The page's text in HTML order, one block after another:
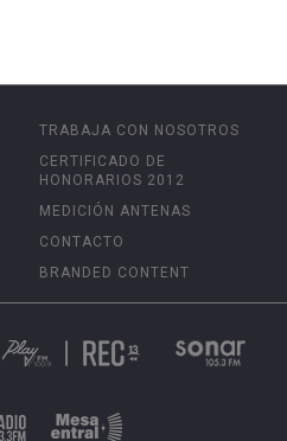
TRABAJA CON NOSOTROS
CERTIFICADO DE
HONORARIOS 2012
MEDICIÓN ANTENAS
CONTACTO
BRANDED CONTENT